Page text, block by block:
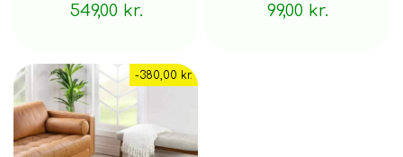
549,00 kr.
99,00 kr.
-380,00 kr.